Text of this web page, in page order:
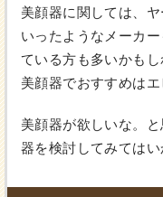
美顔器に関しては、
いったようなメーカ
ている方も多いかも
美顔器でおすすめはエ
美顔器が欲しいな。
器を検討してみてはい